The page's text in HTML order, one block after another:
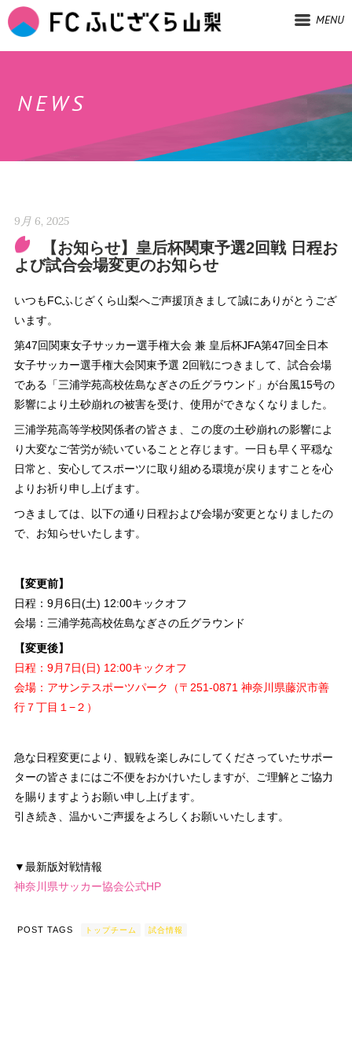
MENU
NEWS
9月 6, 2025
【お知らせ】皇后杯関東予選2回戦 日程お
よび試合会場変更のお知らせ
いつもFCふじざくら山梨へご声援頂きまして誠にありがとうござ
います。
第47回関東女子サッカー選手権大会 兼 皇后杯JFA第47回全日本
女子サッカー選手権大会関東予選 2回戦につきまして、試合会場
である「三浦学苑高校佐島なぎさの丘グラウンド」が台風15号の
影響により土砂崩れの被害を受け、使用ができなくなりました。
三浦学苑高等学校関係者の皆さま、この度の土砂崩れの影響によ
り大変なご苦労が続いていることと存じます。一日も早く平穏な
日常と、安心してスポーツに取り組める環境が戻りますことを心
よりお祈り申し上げます。
つきましては、以下の通り日程および会場が変更となりましたの
で、お知らせいたします。
【変更前】
日程：9月6日(土) 12:00キックオフ
会場：三浦学苑高校佐島なぎさの丘グラウンド
【変更後】
日程：9月7日(日) 12:00キックオフ
会場：アサンテスポーツパーク（〒251-0871 神奈川県藤沢市善
行７丁目１−２）
急な日程変更により、観戦を楽しみにしてくださっていたサポー
ターの皆さまにはご不便をおかけいたしますが、ご理解とご協力
を賜りますようお願い申し上げます。
引き続き、温かいご声援をよろしくお願いいたします。
▼最新版対戦情報
神奈川県サッカー協会公式HP
POST TAGS トップチーム 試合情報